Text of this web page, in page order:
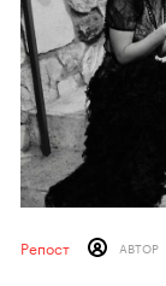
Репост АВТОР